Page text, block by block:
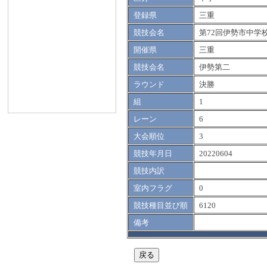
登録県
三重
競技会名
第72回伊勢市中学
開催県
三重
競技会名
伊勢第二
ラウンド
決勝
組
1
レーン
6
大会順位
3
競技年月日
20220604
競技内訳
室内フラグ
0
競技種目並び順
6120
備考